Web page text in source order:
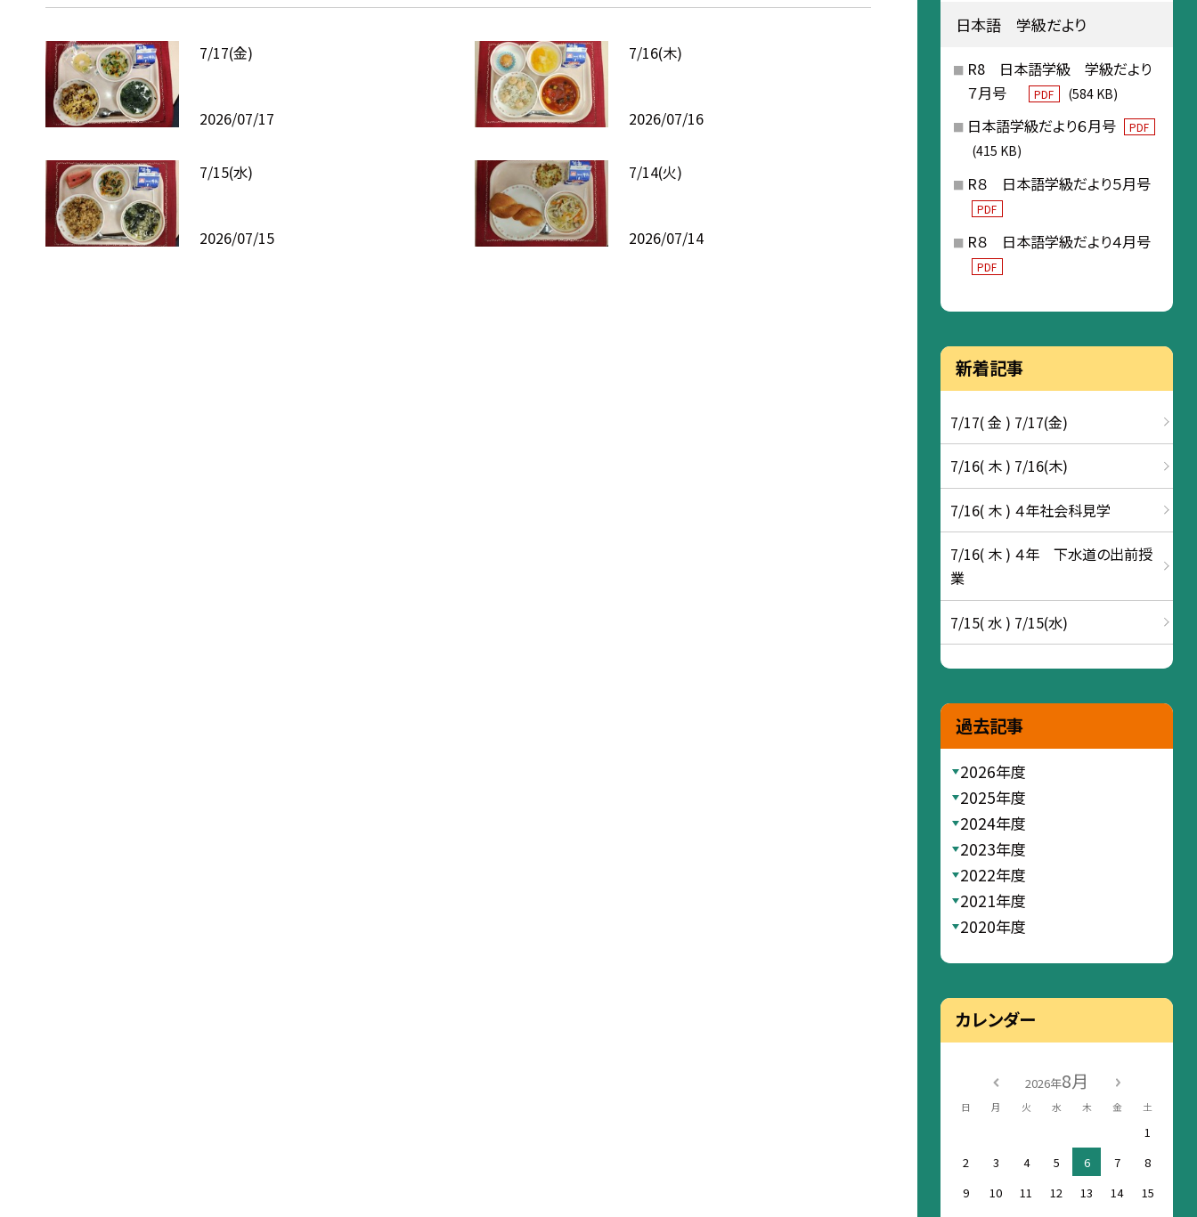
7/17(金)
2026/07/17
7/16(木)
2026/07/16
7/15(水)
2026/07/15
7/14(火)
2026/07/14
日本語 学級だより
R8 日本語学級 学級だより
７月号
PDF (584 KB)
日本語学級だより６月号 PDF
(415 KB)
R８ 日本語学級だより５月号
PDF
R８ 日本語学級だより４月号
PDF
新着記事
7/17( 金 ) 7/17(金)
7/16( 木 ) 7/16(木)
7/16( 木 ) ４年社会科見学
7/16( 木 ) ４年 下水道の出前授
業
7/15( 水 ) 7/15(水)
過去記事
2026年度
2025年度
2024年度
2023年度
2022年度
2021年度
2020年度
カレンダー
2026年8月
日 月 火 水 木 金 土
1
2
3 4 5 6 7
8
9
10 11 12 13 14
15